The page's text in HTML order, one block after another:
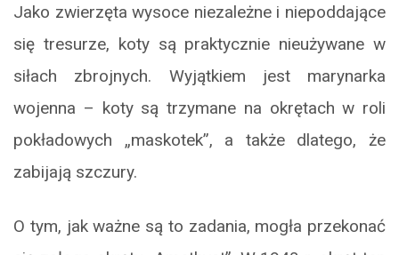
Jako zwierzęta wysoce niezależne i niepoddające
się tresurze, koty są praktycznie nieużywane w
siłach zbrojnych. Wyjątkiem jest marynarka
wojenna – koty są trzymane na okrętach w roli
pokładowych „maskotek”, a także dlatego, że
zabijają szczury.
O tym, jak ważne są to zadania, mogła przekonać